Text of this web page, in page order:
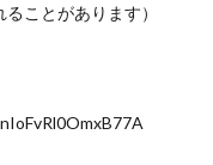
ことがあります）